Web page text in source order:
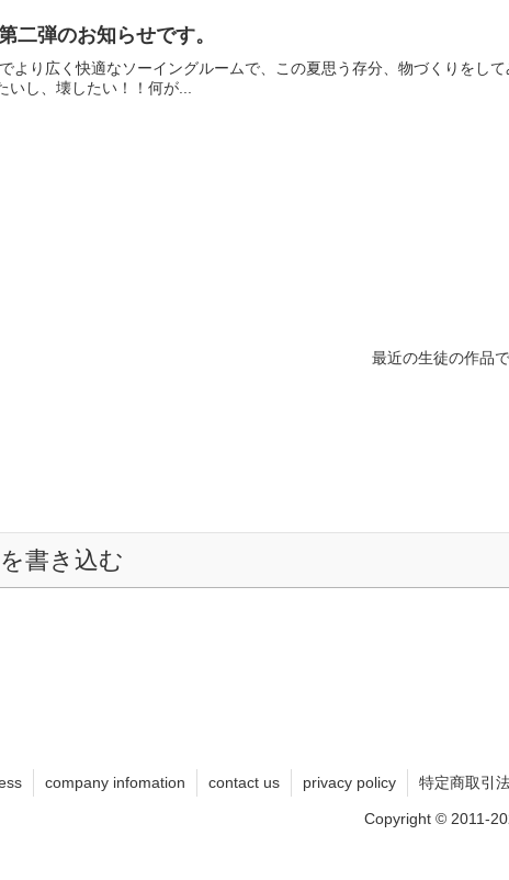
二弾のお知らせです。
り広く快適なソーイングルームで、この夏思う存分、物づくりをし
し、壊したい！！何が...
最近の生徒の作品で
書き込む
company infomation contact us privacy policy 特定商取引
Copyright © 2011-